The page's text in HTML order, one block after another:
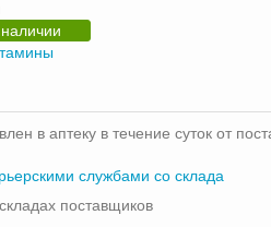
в аптеку в течение суток от
службами со склада
поставщиков